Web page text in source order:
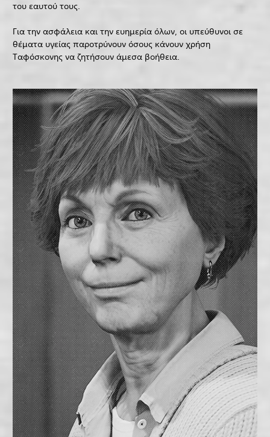
του εαυτού τους.
Για την ασφάλεια και την ευημερία όλων, οι υπεύθυνοι σε
θέματα υγείας παροτρύνουν όσους κάνουν χρήση
Ταφόσκονης να ζητήσουν άμεσα βοήθεια.